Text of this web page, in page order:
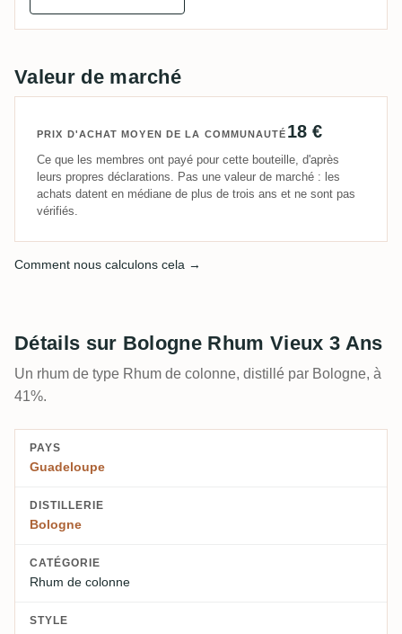
Valeur de marché
PRIX D'ACHAT MOYEN DE LA COMMUNAUTÉ 18 €
Ce que les membres ont payé pour cette bouteille, d'après
leurs propres déclarations. Pas une valeur de marché : les
achats datent en médiane de plus de trois ans et ne sont pas
vérifiés.
Comment nous calculons cela →
Détails sur Bologne Rhum Vieux 3 Ans
Un rhum de type Rhum de colonne, distillé par Bologne, à
41%.
PAYS
Guadeloupe
DISTILLERIE
Bologne
CATÉGORIE
Rhum de colonne
STYLE